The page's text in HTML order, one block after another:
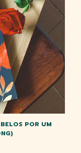
POR UM